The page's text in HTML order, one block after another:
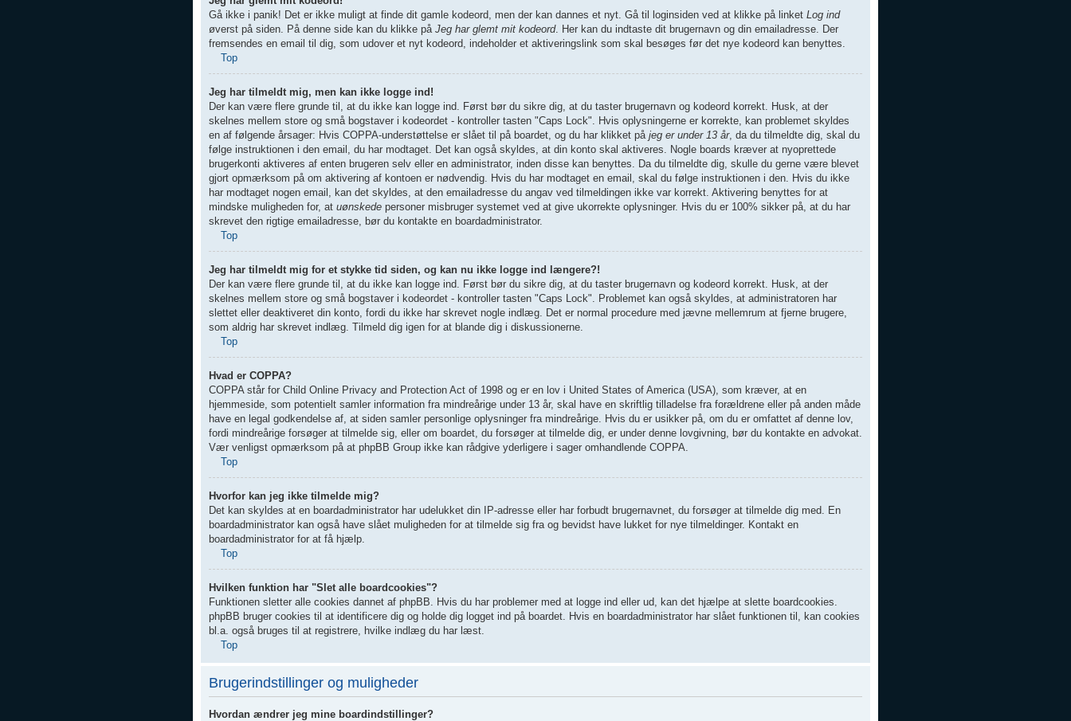
Gå ikke i panik! Det er ikke muligt at finde dit gamle kodeord, men der kan dannes et nyt. Gå til loginsiden ved at klikke på linket Log ind
øverst på siden. På denne side kan du klikke på Jeg har glemt mit kodeord. Her kan du indtaste dit brugernavn og din emailadresse. Der
fremsendes en email til dig, som udover et nyt kodeord, indeholder et aktiveringslink som skal besøges før det nye kodeord kan benyttes.
Top
Jeg har tilmeldt mig, men kan ikke logge ind!
Der kan være flere grunde til, at du ikke kan logge ind. Først bør du sikre dig, at du taster brugernavn og kodeord korrekt. Husk, at der
skelnes mellem store og små bogstaver i kodeordet - kontroller tasten "Caps Lock". Hvis oplysningerne er korrekte, kan problemet skyldes
en af følgende årsager: Hvis COPPA-understøttelse er slået til på boardet, og du har klikket på jeg er under 13 år, da du tilmeldte dig, skal du
følge instruktionen i den email, du har modtaget. Det kan også skyldes, at din konto skal aktiveres. Nogle boards kræver at nyoprettede
brugerkonti aktiveres af enten brugeren selv eller en administrator, inden disse kan benyttes. Da du tilmeldte dig, skulle du gerne være blevet
gjort opmærksom på om aktivering af kontoen er nødvendig. Hvis du har modtaget en email, skal du følge instruktionen i den. Hvis du ikke
har modtaget nogen email, kan det skyldes, at den emailadresse du angav ved tilmeldingen ikke var korrekt. Aktivering benyttes for at
mindske muligheden for, at uønskede personer misbruger systemet ved at give ukorrekte oplysninger. Hvis du er 100% sikker på, at du har
skrevet den rigtige emailadresse, bør du kontakte en boardadministrator.
Top
Jeg har tilmeldt mig for et stykke tid siden, og kan nu ikke logge ind længere?!
Der kan være flere grunde til, at du ikke kan logge ind. Først bør du sikre dig, at du taster brugernavn og kodeord korrekt. Husk, at der
skelnes mellem store og små bogstaver i kodeordet - kontroller tasten "Caps Lock". Problemet kan også skyldes, at administratoren har
slettet eller deaktiveret din konto, fordi du ikke har skrevet nogle indlæg. Det er normal procedure med jævne mellemrum at fjerne brugere,
som aldrig har skrevet indlæg. Tilmeld dig igen for at blande dig i diskussionerne.
Top
Hvad er COPPA?
COPPA står for Child Online Privacy and Protection Act of 1998 og er en lov i United States of America (USA), som kræver, at en
hjemmeside, som potentielt samler information fra mindreårige under 13 år, skal have en skriftlig tilladelse fra forældrene eller på anden måde
have en legal godkendelse af, at siden samler personlige oplysninger fra mindreårige. Hvis du er usikker på, om du er omfattet af denne lov,
fordi mindreårige forsøger at tilmelde sig, eller om boardet, du forsøger at tilmelde dig, er under denne lovgivning, bør du kontakte en advokat.
Vær venligst opmærksom på at phpBB Group ikke kan rådgive yderligere i sager omhandlende COPPA.
Top
Hvorfor kan jeg ikke tilmelde mig?
Det kan skyldes at en boardadministrator har udelukket din IP-adresse eller har forbudt brugernavnet, du forsøger at tilmelde dig med. En
boardadministrator kan også have slået muligheden for at tilmelde sig fra og bevidst have lukket for nye tilmeldinger. Kontakt en
boardadministrator for at få hjælp.
Top
Hvilken funktion har "Slet alle boardcookies"?
Funktionen sletter alle cookies dannet af phpBB. Hvis du har problemer med at logge ind eller ud, kan det hjælpe at slette boardcookies.
phpBB bruger cookies til at identificere dig og holde dig logget ind på boardet. Hvis en boardadministrator har slået funktionen til, kan cookies
bl.a. også bruges til at registrere, hvilke indlæg du har læst.
Top
Brugerindstillinger og muligheder
Hvordan ændrer jeg mine boardindstillinger?